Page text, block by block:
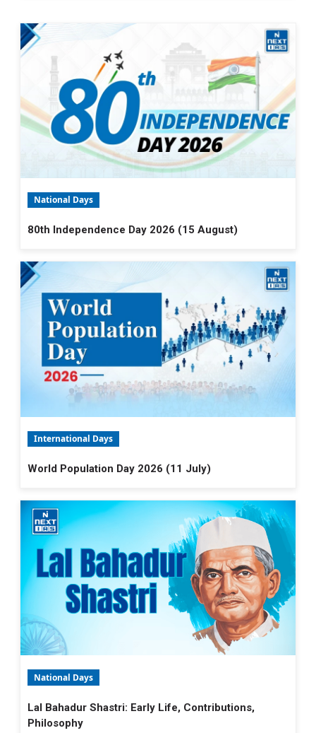
National Days
80th Independence Day 2026 (15 August)
International Days
World Population Day 2026 (11 July)
National Days
Lal Bahadur Shastri: Early Life, Contributions,
Philosophy